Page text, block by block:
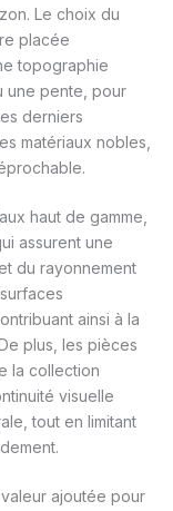
Le choix du
placée
topographie
une pente, pour
derniers
matériaux nobles,
haut de gamme,
assurent une
du rayonnement
ainsi à la
plus, les pièces
la collection
visuelle
tout en limitant
ajoutée pour